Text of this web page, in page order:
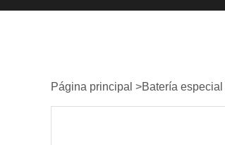
Página principal >Batería especial